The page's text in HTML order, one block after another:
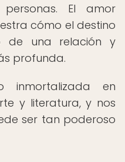
El amor
cómo el destino
de una relación y
profunda.
inmortalizada en
y literatura, y nos
ser tan poderoso